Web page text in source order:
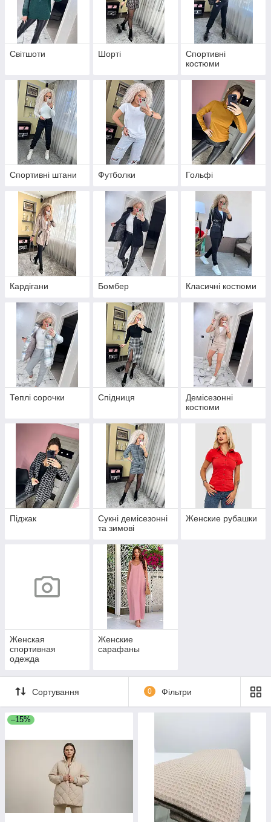
Світшоти Шорті
Спортивні
костюми
Спортивні штани Футболки Гольфі
Кардігани Бомбер Класичні костюми
Теплі сорочки Спідниця
Демісезонні
костюми
Піджак
Сукні демісезонні
та зимові
Женские рубашки
Женская
спортивная
одежда
Женские
сарафаны
Сортування 0 Фільтри
–15%